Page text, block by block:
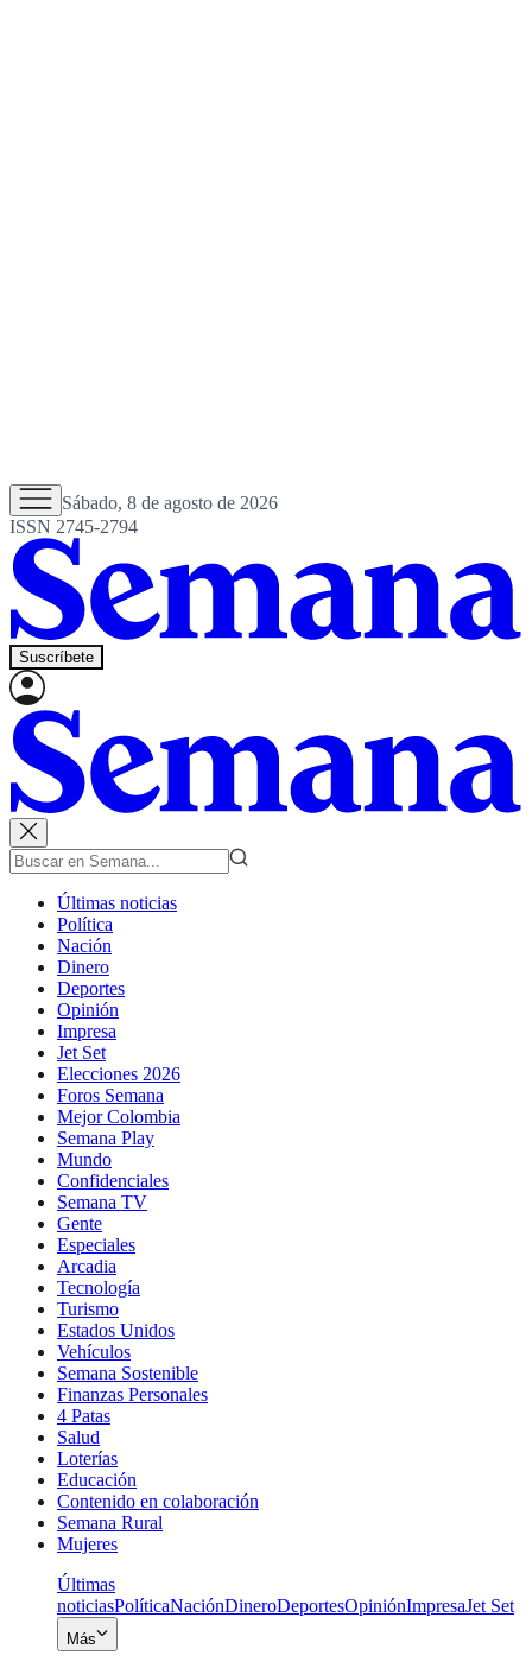
Sábado, 8 de agosto de 2026
ISSN 2745-2794
Suscríbete
Últimas noticias
Política
Nación
Dinero
Deportes
Opinión
Impresa
Jet Set
Elecciones 2026
Foros Semana
Mejor Colombia
Semana Play
Mundo
Confidenciales
Semana TV
Gente
Especiales
Arcadia
Tecnología
Turismo
Estados Unidos
Vehículos
Semana Sostenible
Finanzas Personales
4 Patas
Salud
Loterías
Educación
Contenido en colaboración
Semana Rural
Mujeres
Últimas
noticiasPolíticaNaciónDineroDeportesOpiniónImpresaJet Set
Más